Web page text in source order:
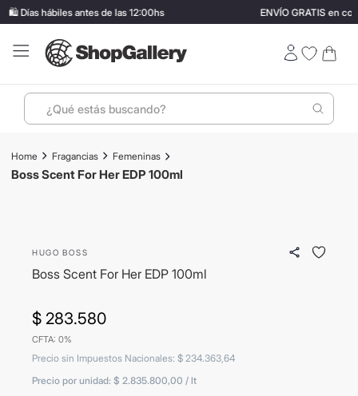
hábiles antes de las 12:00hs ENVÍO GRATIS en
¿Qué estás buscando?
Fragancias Femeninas
Boss Scent For Her EDP 100ml
HUGO BOSS
Boss Scent For Her EDP 100ml
$ 283.580
CFTA: 0%
Precio sin Impuestos Nacionales: $ 234.363, 64
Precio por unidad: $ 2.835.800,00 / lt
1. perfumes
4 lentes sol
6. vino
7
mochila